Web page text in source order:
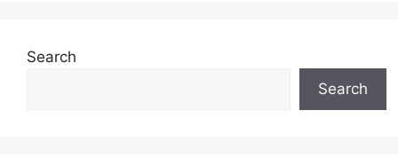
Search
Search